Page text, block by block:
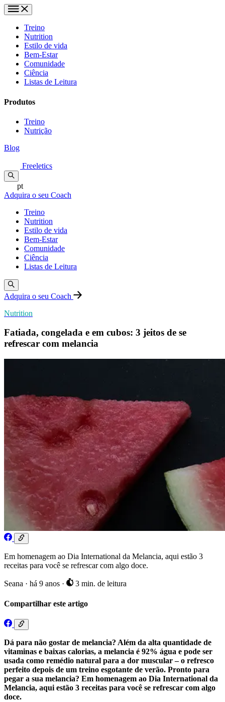
Treino
Nutrition
Estilo de vida
Bem-Estar
Comunidade
Ciência
Listas de Leitura
Produtos
Treino
Nutrição
Blog
Freeletics
pt
Adquira o seu Coach
Treino
Nutrition
Estilo de vida
Bem-Estar
Comunidade
Ciência
Listas de Leitura
Adquira o seu Coach
Nutrition
Fatiada, congelada e em cubos: 3 jeitos de se
refrescar com melancia
Em homenagem ao Dia International da Melancia, aqui estão 3
receitas para você se refrescar com algo doce.
Seana · há 9 anos · 3 min. de leitura
Compartilhar este artigo
Dá para não gostar de melancia? Além da alta quantidade de
vitaminas e baixas calorias, a melancia é 92% água e pode ser
usada como remédio natural para a dor muscular – o refresco
perfeito depois de um treino esgotante de verão. Pronto para
pegar a sua melancia? Em homenagem ao Dia International da
Melancia, aqui estão 3 receitas para você se refrescar com algo
doce.